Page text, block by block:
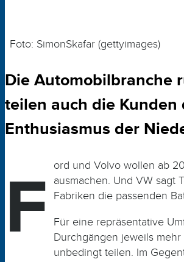
Foto: SimonSkafar (gettyimages)
Die Automobilbranche
teilen auch die Kunden
Enthusiasmus der
F ord und Volvo wollen ab
ausmachen. Und VW sagt
Fabriken die passenden
Für eine repräsentative
Durchgängen jeweils
unbedingt teilen. Im